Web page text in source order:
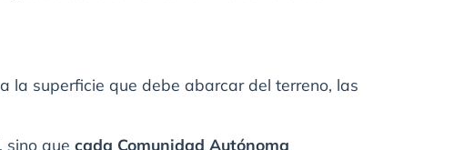
la superficie que debe abarcar del terreno, las
sino que cada Comunidad Autónoma